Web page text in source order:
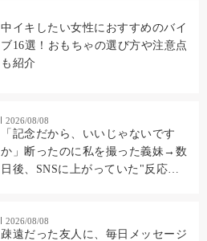
中イキしたい女性におすすめのバイ
ブ16選！おもちゃの選び方や注意点
も紹介
2026/08/08
「記念だから、いいじゃないです
か」断ったのに私を撮った義妹→数
日後、SNSに上がっていた"反応
2026/08/08
疎遠だった友人に、毎日メッセージ